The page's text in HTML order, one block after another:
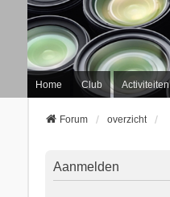
Home Club Activiteiten
Forum overzicht
Aanmelden